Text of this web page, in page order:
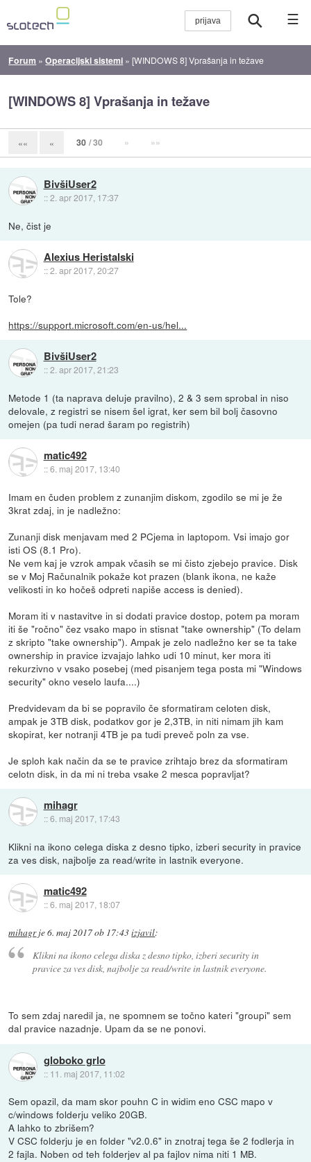
☰
Forum »Operacijski sistemi »[WINDOWS 8] Vprašanja in težave
[WINDOWS 8] Vprašanja in težave
«« « 30 / 30 » »»
BivšiUser2
::2. apr 2017, 17:37
Ne, čist je
Alexius Heristalski
::2. apr 2017, 20:27
Tole?
https://support.microsoft.com/en-us/hel...
BivšiUser2
::2. apr 2017, 21:23
Metode 1 (ta naprava deluje pravilno), 2 & 3 sem sprobal in niso
delovale, z registri se nisem šel igrat, ker sem bil bolj časovno
omejen (pa tudi nerad šaram po registrih)
matic492
::6. maj 2017, 13:40
Imam en čuden problem z zunanjim diskom, zgodilo se mi je že
3krat zdaj, in je nadležno:
Zunanji disk menjavam med 2 PCjema in laptopom. Vsi imajo gor
isti OS (8.1 Pro).
Ne vem kaj je vzrok ampak včasih se mi čisto zjebejo pravice. Disk
se v Moj Računalnik pokaže kot prazen (blank ikona, ne kaže
velikosti in ko hočeš odpreti napiše access is denied).
Moram iti v nastavitve in si dodati pravice dostop, potem pa moram
iti še "ročno" čez vsako mapo in stisnat "take ownership" (To delam
z skripto "take ownership"). Ampak je zelo nadležno ker se ta take
ownership in pravice izvajajo lahko udi 10 minut, ker mora iti
rekurzivno v vsako posebej (med pisanjem tega posta mi "Windows
security" okno veselo laufa....)
Predvidevam da bi se popravilo če sformatiram celoten disk,
ampak je 3TB disk, podatkov gor je 2,3TB, in niti nimam jih kam
skopirat, ker notranji 4TB je pa tudi preveč poln za vse.
Je sploh kak način da se te pravice zrihtajo brez da sformatiram
celotn disk, in da mi ni treba vsake 2 mesca popravljat?
mihagr
::6. maj 2017, 17:43
Klikni na ikono celega diska z desno tipko, izberi security in pravice
za ves disk, najbolje za read/write in lastnik everyone.
matic492
::6. maj 2017, 18:07
mihagrje6. maj 2017 ob 17:43izjavil:
Klikni na ikono celega diska z desno tipko, izberi security in
pravice za ves disk, najbolje za read/write in lastnik everyone.
To sem zdaj naredil ja, ne spomnem se točno kateri "groupi" sem
dal pravice nazadnje. Upam da se ne ponovi.
globoko grlo
:: 11. maj 2017, 11:02
Sem opazil, da mam skor pouhn C in widim eno CSC mapo v
c/windows folderju veliko 20GB.
A lahko to zbrišem?
V CSC folderju je en folder "v2.0.6" in znotraj tega še 2 fodlerja in
2 fajla. Noben od teh folderjev al pa fajlov nima niti 1 MB.